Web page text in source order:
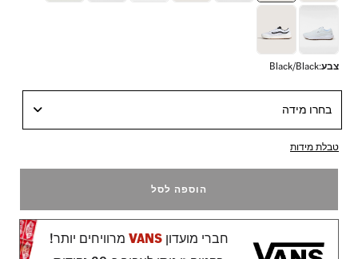
צבע:
Black/Black
בחרו מידה
טבלת מידות
הוספה לסל
חברי מועדון VANSמרוויחים יותר!